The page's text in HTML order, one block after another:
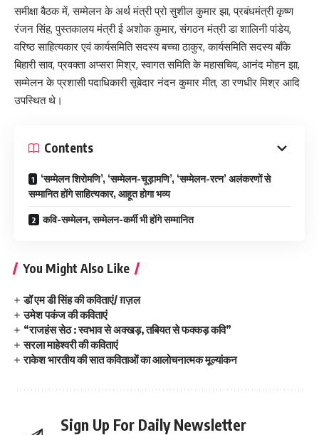
समीक्षा बैठक में, सम्मेलन के अर्थ मंत्री प्रो सुशील कुमार झा, प्रबंधमंत्री कृष्ण
रंजन सिंह, पुस्तकालय मंत्री ई अशोक कुमार, संगठन मंत्री डा शालिनी पांडेय,
वरिष्ठ साहित्यकार एवं कार्यसमिति सदस्य बच्चा ठाकुर, कार्यसमिति सदस्य बाँके
बिहारी साव, प्रवक्ता अप्सरा मिश्र, स्वागत समिति के महासचिव, आनंद मोहन झा,
सम्मेलन के प्रशासी पदाधिकारी सूबेदार नंदन कुमार मीत, डा रणधीर मिश्र आदि
उपस्थित थे।
Contents
‘सम्मेलन शिरोमणि’, ‘सम्मेलन-चूड़ामणि’, ‘सम्मेलन-रत्न’ अलंकरणों से
सम्मानित होंगे साहित्यकार, आहूत होगा भव्य
कवि-सम्मेलन, सम्मेलन-कर्मी भी होंगे सम्मानित
You Might Also Like
डॉ एम डी सिंह की कविताएं/ ग़ज़ल
उमेश पकंज की कविताएं
“राजहंस सेठ : स्वभाव से अक्खड़, तबियत से फक्कड़ कवि”
सरला माहेश्वरी की कविताएं
राकेश भारतीय की सात कविताओं का आलोचनात्मक मूल्यांकन
Sign Up For Daily Newsletter